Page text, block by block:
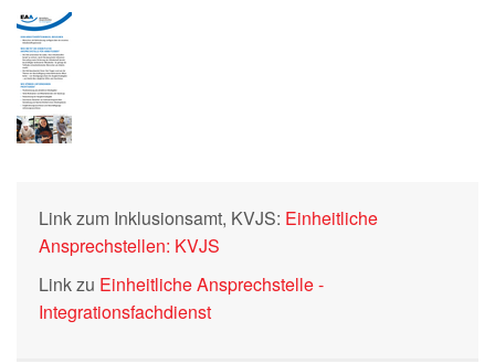
Link zum Inklusionsamt, KVJS: Einheitliche
Ansprechstellen: KVJS
Link zu Einheitliche Ansprechstelle -
Integrationsfachdienst